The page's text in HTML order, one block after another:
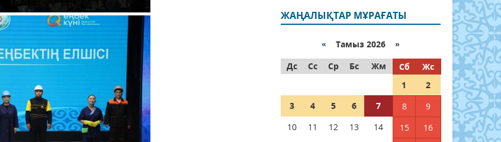
ЖАҢАЛЫҚТАР МҰРАҒАТЫ
« Тамыз 2026 »
Дс
Сс Ср Бс Жм Сб
Жс
1
2
3
4 5 6 7 8
9
10
11 12 13 14 15
16